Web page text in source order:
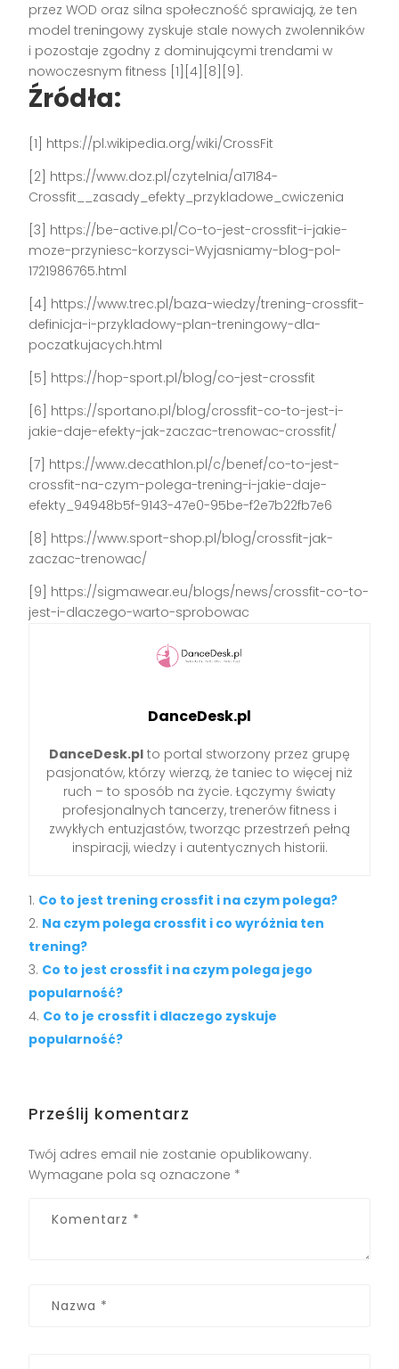
przez WOD oraz silna społeczność sprawiają, że ten
model treningowy zyskuje stale nowych zwolenników
i pozostaje zgodny z dominującymi trendami w
nowoczesnym fitness [1][4][8][9].
Źródła:
[1] https://pl.wikipedia.org/wiki/CrossFit
[2] https://www.doz.pl/czytelnia/a17184-
Crossfit__zasady_efekty_przykladowe_cwiczenia
[3] https://be-active.pl/Co-to-jest-crossfit-i-jakie-
moze-przyniesc-korzysci-Wyjasniamy-blog-pol-
1721986765.html
[4] https://www.trec.pl/baza-wiedzy/trening-crossfit-
definicja-i-przykladowy-plan-treningowy-dla-
poczatkujacych.html
[5] https://hop-sport.pl/blog/co-jest-crossfit
[6] https://sportano.pl/blog/crossfit-co-to-jest-i-
jakie-daje-efekty-jak-zaczac-trenowac-crossfit/
[7] https://www.decathlon.pl/c/benef/co-to-jest-
crossfit-na-czym-polega-trening-i-jakie-daje-
efekty_94948b5f-9143-47e0-95be-f2e7b22fb7e6
[8] https://www.sport-shop.pl/blog/crossfit-jak-
zaczac-trenowac/
[9] https://sigmawear.eu/blogs/news/crossfit-co-to-
jest-i-dlaczego-warto-sprobowac
DanceDesk.pl
DanceDesk.pl to portal stworzony przez grupę
pasjonatów, którzy wierzą, że taniec to więcej niż
ruch – to sposób na życie. Łączymy światy
profesjonalnych tancerzy, trenerów fitness i
zwykłych entuzjastów, tworząc przestrzeń pełną
inspiracji, wiedzy i autentycznych historii.
Co to jest trening crossfit i na czym polega?
Na czym polega crossfit i co wyróżnia ten
trening?
Co to jest crossfit i na czym polega jego
popularność?
Co to je crossfit i dlaczego zyskuje
popularność?
Prześlij komentarz
Twój adres email nie zostanie opublikowany.
Wymagane pola są oznaczone *